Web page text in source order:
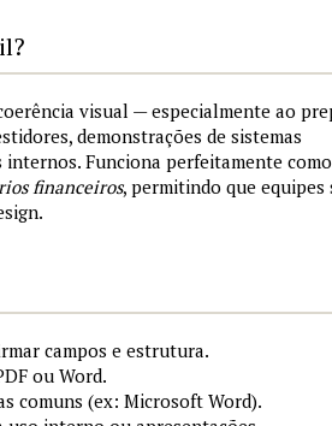
visual — especialmente ao
demonstrações de sistemas
Funciona perfeitamente como
financeiros, permitindo que equipes
campos e estrutura.
ou Word.
comuns (ex: Microsoft Word).